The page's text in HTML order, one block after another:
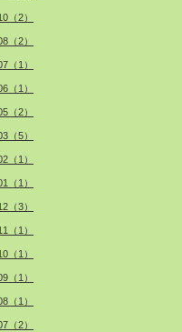
（2）
（2）
（1）
（1）
（2）
（5）
（1）
（1）
（3）
（1）
（1）
（1）
（1）
（2）